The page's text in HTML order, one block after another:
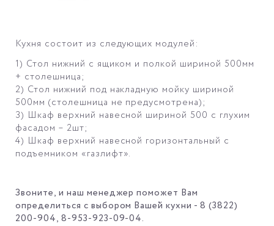
Кухня состоит из следующих модулей:
1) Стол нижний с ящиком и полкой шириной 500мм
+ столешница;
2) Стол нижний под накладную мойку шириной
500мм (столешница не предусмотрена);
3) Шкаф верхний навесной шириной 500 с глухим
фасадом – 2шт;
4) Шкаф верхний навесной горизонтальный с
подъемником «газлифт».
Звоните, и наш менеджер поможет Вам
определиться с выбором Вашей кухни - 8 (3822)
200-904, 8-953-923-09-04.